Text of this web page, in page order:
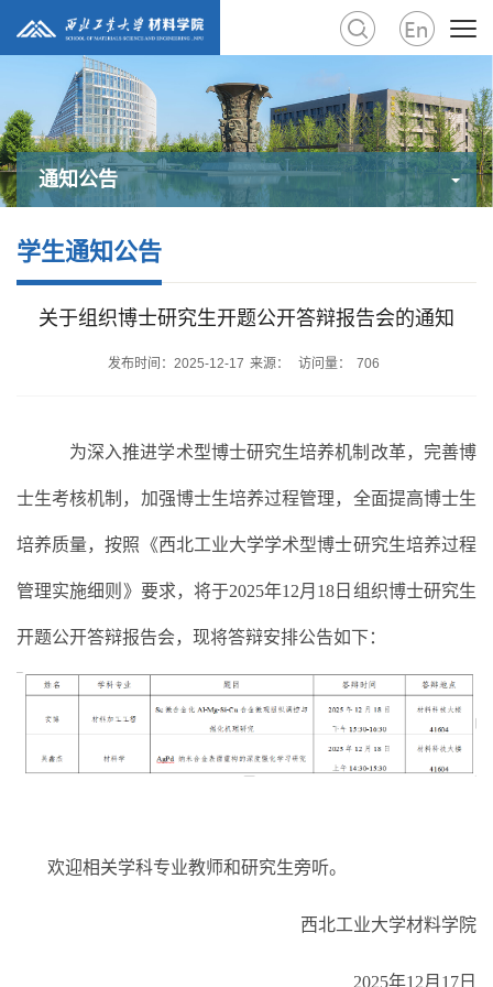
通知公告
学生通知公告
关于组织博士研究生开题公开答辩报告会的通知
发布时间：2025-12-17 来源： 访问量： 706
为深入推进学术型博士研究生培养机制改革，完善博
士生考核机制，加强博士生培养过程管理，全面提高博士生
培养质量，按照《西北工业大学学术型博士研究生培养过程
管理实施细则》要求，将于2025年12月 18日 组织博士研究生
开题公开答辩报告会，现将答辩安排公告如下：
欢迎相关学科专业教师和研究生旁听。
西北工业大学材料学院
2025年12月 17 日